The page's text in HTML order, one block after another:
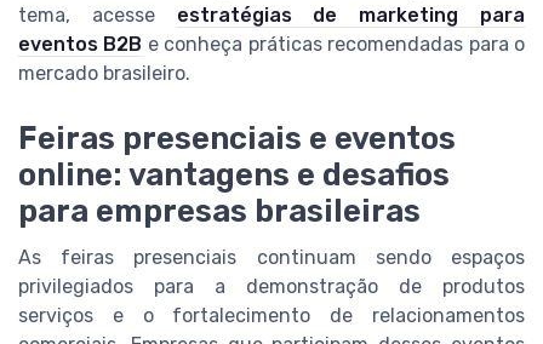
tema, acesse estratégias de marketing para
eventos B2B e conheça práticas recomendadas para o
mercado brasileiro.
Feiras presenciais e eventos
online: vantagens e desafios
para empresas brasileiras
As feiras presenciais continuam sendo espaços
privilegiados para a demonstração de produtos
serviços e o fortalecimento de relacionamentos